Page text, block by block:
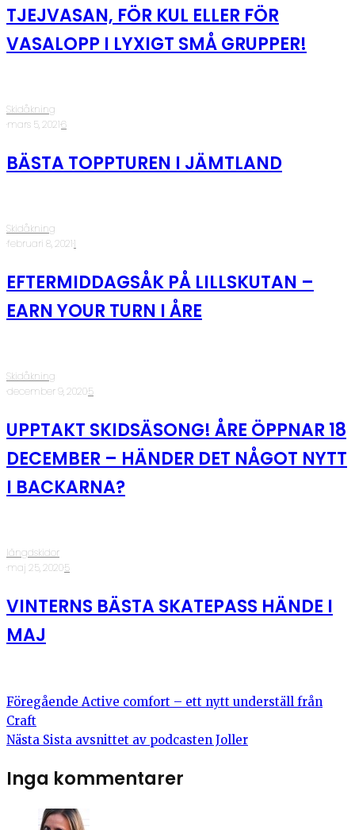
TJEJVASAN, FÖR KUL ELLER FÖR
VASALOPP I LYXIGT SMÅ GRUPPER!
Skidåkning
·mars 5, 2021·6
BÄSTA TOPPTUREN I JÄMTLAND
Skidåkning
·februari 8, 2021·1
EFTERMIDDAGSÅK PÅ LILLSKUTAN –
EARN YOUR TURN I ÅRE
Skidåkning
·december 9, 2020·5
UPPTAKT SKIDSÄSONG! ÅRE ÖPPNAR 18
DECEMBER – HÄNDER DET NÅGOT NYTT
I BACKARNA?
längdskidor
·maj 25, 2020·5
VINTERNS BÄSTA SKATEPASS HÄNDE I
MAJ
Föregående Active comfort – ett nytt underställ från
Craft
Nästa Sista avsnittet av podcasten Joller
Inga kommentarer